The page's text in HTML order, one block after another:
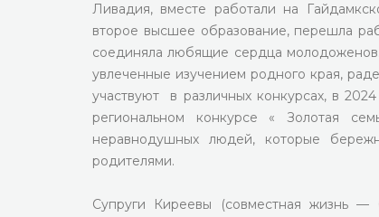
Ливадия, вместе работали на
второе высшее образование, перешла
соединяла любящие сердца
увлеченные изучением родного края,
участвуют в различных конкурсах, в
региональном конкурсе « Золотая
неравнодушных людей, которые
родителями.
Супруги Киреевы (совместная жизнь